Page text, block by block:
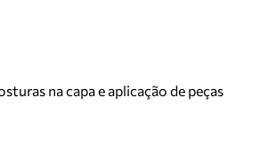
na capa e aplicação de peças